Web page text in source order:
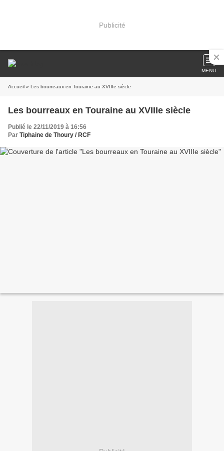
Publicité
MENU
Accueil » Les bourreaux en Touraine au XVIIIe siècle
Les bourreaux en Touraine au XVIIIe siècle
Publié le 22/11/2019 à 16:56
Par Tiphaine de Thoury / RCF